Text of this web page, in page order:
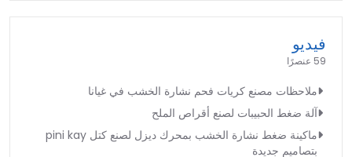
فيديو
59 عنصرًا
ملاحظات مصنع كريات فحم نشارة الخشب في غيانا
آلة ضغط الحبيبات لصنع أقراص الملح
ماكينة ضغط نشارة الخشب بمحرك ديزل لصنع كتل pini kay
بتصاميم جديدة